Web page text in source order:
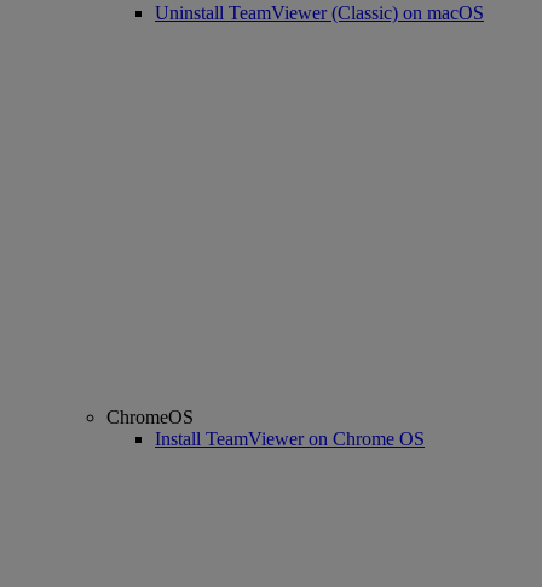
Uninstall TeamViewer (Classic) on macOS
ChromeOS
Install TeamViewer on Chrome OS